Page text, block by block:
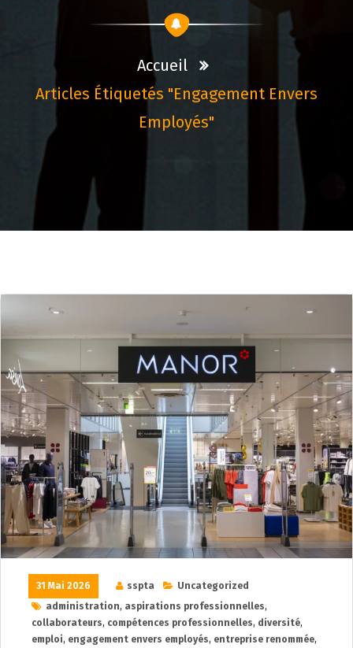
Accueil
Articles Étiquetés "engagement Envers
Employés"
31 Mai 2026 sspta
Uncategorized
administration, aspirations professionnelles,
collaborateurs, compétences professionnelles, diversité,
emploi, engagement envers employés, entreprise renommée,